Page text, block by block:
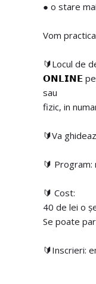
● o stare
Vom
🔰Locul de
𝗢𝗡𝗟𝗜𝗡𝗘
sau
fizic, in
🔰Va
🔰
🔰 Cost:
40 de lei o
Se poate
🔰Inscrieri: